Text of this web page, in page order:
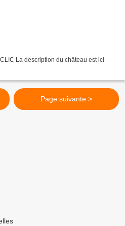
La description du château est ici -
Page suivante >